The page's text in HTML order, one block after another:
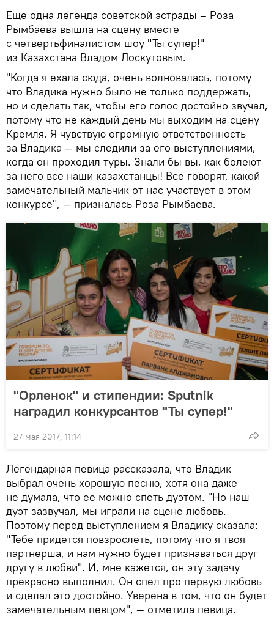
Еще одна легенда советской эстрады – Роза
Рымбаева вышла на сцену вместе
с четвертьфиналистом шоу "Ты супер!"
из Казахстана Владом Лоскутовым.
"Когда я ехала сюда, очень волновалась, потому
что Владика нужно было не только поддержать,
но и сделать так, чтобы его голос достойно звучал,
потому что не каждый день мы выходим на сцену
Кремля. Я чувствую огромную ответственность
за Владика — мы следили за его выступлениями,
когда он проходил туры. Знали бы вы, как болеют
за него все наши казахстанцы! Все говорят, какой
замечательный мальчик от нас участвует в этом
конкурсе", — призналась Роза Рымбаева.
"Орленок" и стипендии: Sputnik
наградил конкурсантов "Ты супер!"
27 мая 2017, 11:14
Легендарная певица рассказала, что Владик
выбрал очень хорошую песню, хотя она даже
не думала, что ее можно спеть дуэтом. "Но наш
дуэт зазвучал, мы играли на сцене любовь.
Поэтому перед выступлением я Владику сказала:
"Тебе придется повзрослеть, потому что я твоя
партнерша, и нам нужно будет признаваться друг
другу в любви". И, мне кажется, он эту задачу
прекрасно выполнил. Он спел про первую любовь
и сделал это достойно. Уверена в том, что он будет
замечательным певцом", — отметила певица.